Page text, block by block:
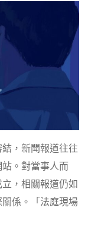
，新聞報道往往
。對當事人而
，相關報道仍如
係。「法庭現場